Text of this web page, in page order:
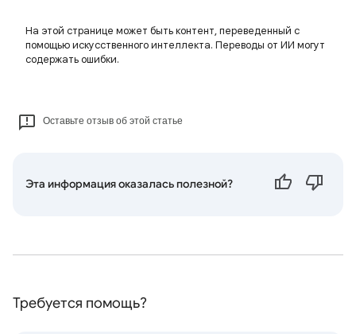
На этой странице может быть контент, переведенный с
помощью искусственного интеллекта. Переводы от ИИ могут
содержать ошибки.
Оставьте отзыв об этой статье
Эта информация оказалась полезной?
Требуется помощь?